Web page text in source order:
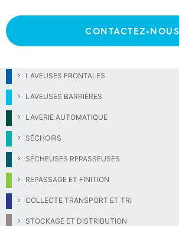
CONTACTEZ-NOUS
Séchoirs grosse capacité 9
LAVEUSES FRONTALES
LAVEUSES BARRIÈRES
LAVERIE AUTOMATIQUE
SÉCHOIRS
SÉCHEUSES REPASSEUSES
REPASSAGE ET FINITION
COLLECTE TRANSPORT ET TRI
STOCKAGE ET DISTRIBUTION